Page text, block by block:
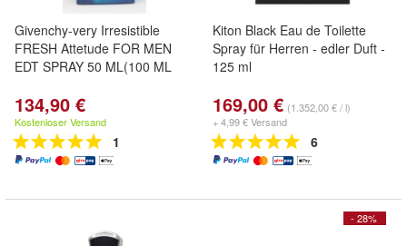
Givenchy-very Irresistible
FRESH Attetude FOR MEN
EDT SPRAY 50 ML(100 ML
134,90 €
Kostenloser Versand
1
Kiton Black Eau de Toilette
Spray für Herren - edler Duft -
125 ml
169,00 € (1.352,00 € / l)
+ 4,99 € Versand
6
- 28%